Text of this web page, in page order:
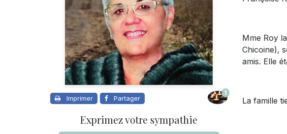
Imprimer Partager
1
Exprimez votre sympathie
Mme Roy
Chicoine),
amis. Elle
La famille